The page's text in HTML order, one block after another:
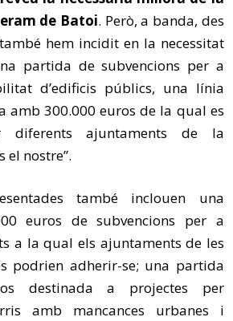
de Batoi. Però, a banda, des
hem incidit en la necessitat
partida de subvencions per a
d’edificis públics, una línia
amb 300.000 euros de la qual es
diferents ajuntaments de la
el nostre”.
també inclouen una
euros de subvencions per a
a la qual els ajuntaments de les
podrien adherir-se; una partida
destinada a projectes per
amb mancances urbanes i